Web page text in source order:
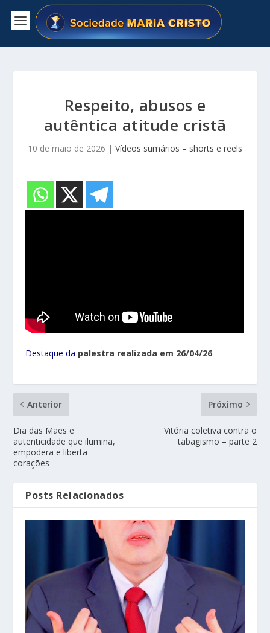
Respeito, abusos e
autêntica atitude cristã
10 de maio de 2026 | Vídeos sumários – shorts e reels
Destaque da palestra realizada em 26/04/26
Anterior
Dia das Mães e
autenticidade que ilumina,
empodera e liberta
corações
Próximo
Vitória coletiva contra o
tabagismo – parte 2
Posts Relacionados